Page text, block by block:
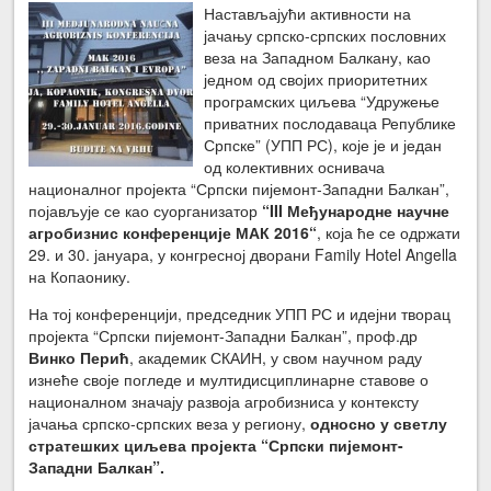
Настављајући активности на
јачању српско-српских пословних
веза на Западном Балкану, као
једном од својих приоритетних
програмских циљева “Удружење
приватних послодаваца Републике
Српске” (УПП РС), које је и један
од колективних оснивача
националног пројекта “Српски пијемонт-Западни Балкан”,
појављује се као суорганизатор “III Међународне научне
агробизнис конференције МАК 2016“, која ће се одржати
29. и 30. јануара, у конгресној дворани Family Hotel Angella
на Копаонику.
На тој конференцији, председник УПП РС и идејни творац
пројекта “Српски пијемонт-Западни Балкан”, проф.др
Винко Перић, академик СКАИН, у свом научном раду
изнеће своје погледе и мултидисциплинарне ставове о
националном значају развоја агробизниса у контексту
јачања српско-српских веза у региону,односно у светлу
стратешких циљева пројекта “Српски пијемонт-
Западни Балкан”.